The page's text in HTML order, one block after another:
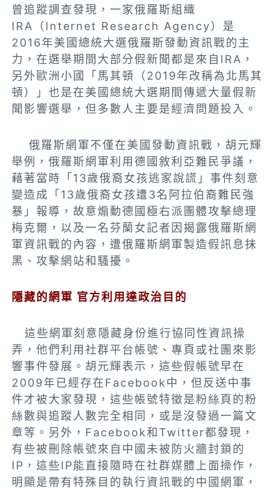
曾追蹤調查發現，一家俄羅斯組織
IRA（Internet Research Agency）是
2016年美國總統大選俄羅斯發動資訊戰的主
力，在選舉期間大部分假新聞都是來自IRA，
另外歐洲小國「馬其頓（2019年改稱為北馬其
頓）」也是在美國總統大選期間傳遞大量假新
聞影響選舉，但多數人主要是經濟問題投入。
俄羅斯網軍不僅在美國發動資訊戰，胡元輝
舉例，俄羅斯網軍利用德國敘利亞難民爭議，
藉著當時「13歲俄裔女孩逃家說謊」事件刻意
變造成「13歲俄裔女孩遭3名阿拉伯裔難民強
暴」報導，故意煽動德國極右派團體攻擊總理
梅克爾，以及一名芬蘭女記者因揭露俄羅斯網
軍資訊戰的內容，遭俄羅斯網軍製造假訊息抹
黑、攻擊網站和騷擾。
隱藏的網軍 官方利用達政治目的
這些網軍刻意隱藏身份進行協同性資訊操
弄，他們利用社群平台帳號、專頁或社團來影
響事件發展。胡元輝表示，這些假帳號早在
2009年已經存在Facebook中，但反送中事
件才被大家發現，這些帳號特徵是粉絲頁的粉
絲數與追蹤人數完全相同，或是沒發過一篇文
章等。另外，Facebook和Twitter都發現，
有些被刪除帳號來自中國未被防火牆封鎖的
IP，這些IP能直接隨時在社群媒體上面操作，
明顯是帶有特殊目的執行資訊戰的中國網軍，